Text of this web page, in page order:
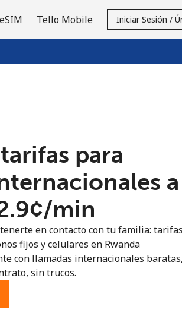
Tello Mobile Iniciar Sesión /
para
a
min
en contacto con tu familia: tarifas
fijos y celulares en Rwanda
con llamadas internacionales
sin trucos.